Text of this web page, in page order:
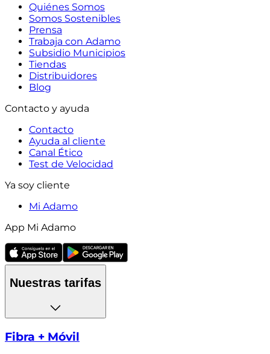
Quiénes Somos
Somos Sostenibles
Prensa
Trabaja con Adamo
Subsidio Municipios
Tiendas
Distribuidores
Blog
Contacto y ayuda
Contacto
Ayuda al cliente
Canal Ético
Test de Velocidad
Ya soy cliente
Mi Adamo
App Mi Adamo
Nuestras tarifas
Fibra + Móvil